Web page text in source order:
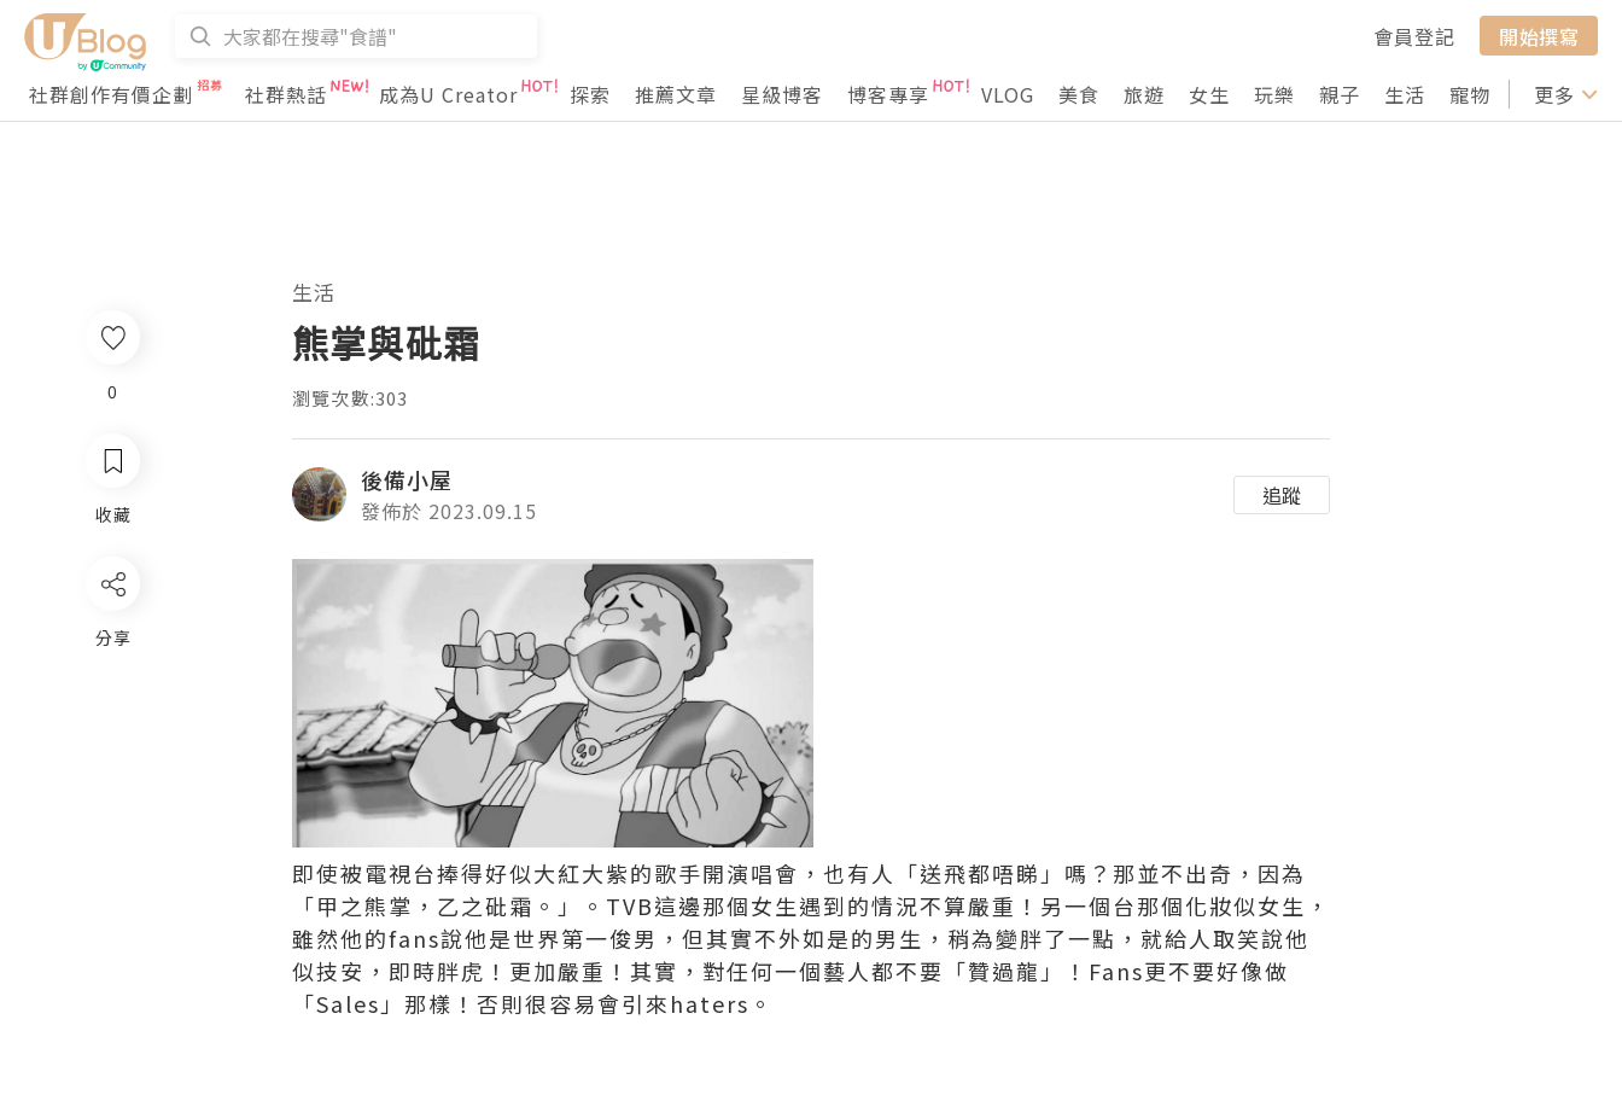
會員登記
開始撰寫
社群創作有價企劃
社群熱話 成為U Creator 探索 推薦文章 星級博客 博客專享 VLOG 美食 旅遊 女生 玩樂 親子 生活 寵物 行山 打卡
更多
生活
熊掌與砒霜
瀏覽次數:303
後備小屋
發佈於 2023.09.15
追蹤
即使被電視台捧得好似大紅大紫的歌手開演唱會，也有人「送飛都唔睇」嗎？那並不出奇，因為
「甲之熊掌，乙之砒霜。」。TVB這邊那個女生遇到的情況不算嚴重！另一個台那個化妝似女生，
雖然他的fans說他是世界第一俊男，但其實不外如是的男生，稍為變胖了一點，就給人取笑說他
似技安，即時胖虎！更加嚴重！其實，對任何一個藝人都不要「贊過龍」！Fans更不要好像做
「Sales」那樣！否則很容易會引來haters。
0
收藏
分享